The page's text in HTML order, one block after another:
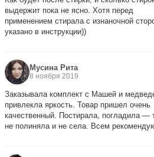
выдержит пока не ясно. Хотя перед
применением стирала с изнаночной
указано в инструкции))
Мусина Рита
8 ноября 2019
Заказывала комплект с Машей и
привлекла яркость. Товар пришел очень
качественный. Постирала, погладила —
не полиняла и не села. Всем